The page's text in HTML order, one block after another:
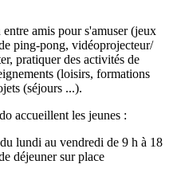
amis pour s'amuser (jeux
ping-pong, vidéoprojecteur/
pratiquer des activités de
(loisirs, formations
(séjours ...).
accueillent les jeunes :
lundi au vendredi de 9 h à 18
déjeuner sur place